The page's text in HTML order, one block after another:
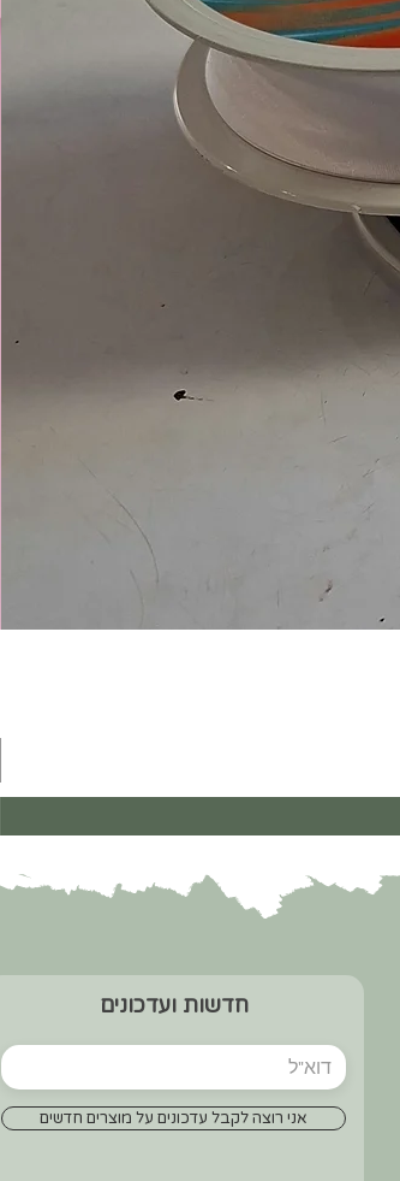
חדשות ועדכונים
אני רוצה לקבל עדכונים על מוצרים חדשים